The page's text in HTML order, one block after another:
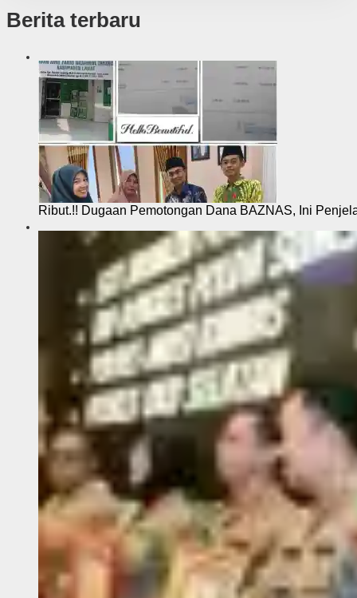
Berita terbaru
Ribut.!! Dugaan Pemotongan Dana BAZNAS, Ini